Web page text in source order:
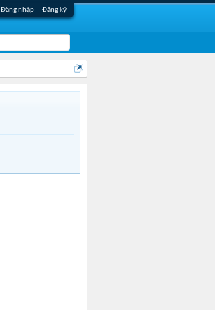
Đăng nhập Đăng ký